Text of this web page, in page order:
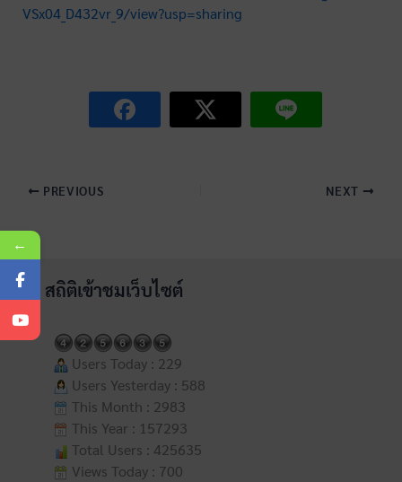
VSx04_D432vr_9/view?usp=sharing
PREVIOUS NEXT
สถิติเข้าชมเว็บไซต์
Users Today : 229
Users Yesterday : 588
This Month : 2983
This Year : 157293
Total Users : 425635
Views Today : 700
←